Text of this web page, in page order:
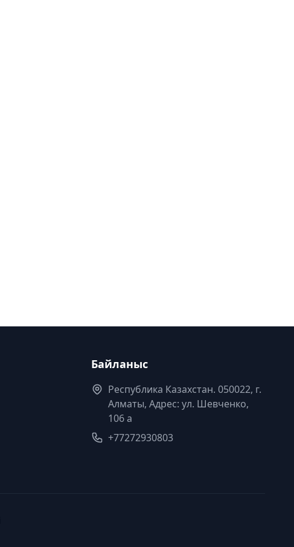
Байланыс
Республика Казахстан. 050022, г.
Алматы, Адрес: ул. Шевченко,
106 а
+77272930803